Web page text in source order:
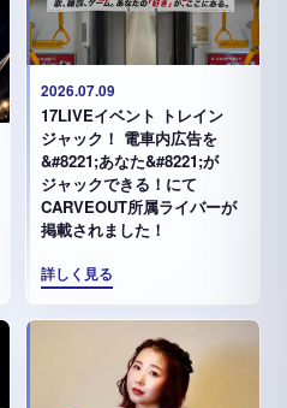
2026.07.09
17LIVEイベント トレイン
ジャック！ 電車内広告を
&#8221;あなた&#8221;が
ジャックできる！にて
CARVEOUT所属ライバーが
掲載されました！
詳しく見る